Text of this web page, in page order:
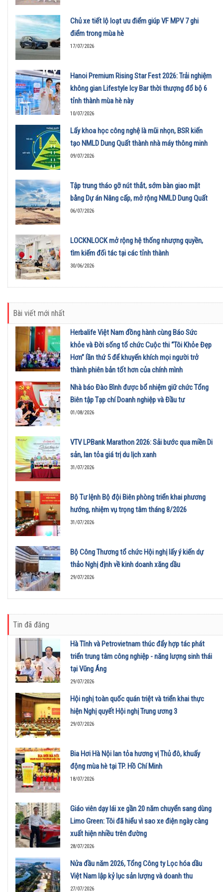
Chủ xe tiết lộ loạt ưu điểm giúp VF MPV 7 ghi
điểm trong mùa hè
17/07/2026
Hanoi Premium Rising Star Fest 2026: Trải nghiệm
không gian Lifestyle Icy Bar thời thượng đổ bộ 6
tỉnh thành mùa hè này
10/07/2026
Lấy khoa học công nghệ là mũi nhọn, BSR kiến
tạo NMLD Dung Quất thành nhà máy thông minh
09/07/2026
Tập trung tháo gỡ nút thắt, sớm bàn giao mặt
bằng Dự án Nâng cấp, mở rộng NMLD Dung Quất
06/07/2026
LOCKNLOCK mở rộng hệ thống nhượng quyền,
tìm kiếm đối tác tại các tỉnh thành
30/06/2026
Bài viết mới nhất
Herbalife Việt Nam đồng hành cùng Báo Sức
khỏe và Đời sống tổ chức Cuộc thi “Tôi Khỏe Đẹp
Hơn” lần thứ 5 để khuyến khích mọi người trở
thành phiên bản tốt hơn của chính mình
01/08/2026
Nhà báo Đào Bình được bổ nhiệm giữ chức Tổng
Biên tập Tạp chí Doanh nghiệp và Đầu tư
01/08/2026
VTV LPBank Marathon 2026: Sải bước qua miền Di
sản, lan tỏa giá trị du lịch xanh
31/07/2026
Bộ Tư lệnh Bộ đội Biên phòng triển khai phương
hướng, nhiệm vụ trọng tâm tháng 8/2026
31/07/2026
Bộ Công Thương tổ chức Hội nghị lấy ý kiến dự
thảo Nghị định về kinh doanh xăng dầu
29/07/2026
Tin đã đăng
Hà Tĩnh và Petrovietnam thúc đẩy hợp tác phát
triển trung tâm công nghiệp - năng lượng sinh thái
tại Vũng Áng
29/07/2026
Hội nghị toàn quốc quán triệt và triển khai thực
hiện Nghị quyết Hội nghị Trung ương 3
29/07/2026
Bia Hơi Hà Nội lan tỏa hương vị Thủ đô, khuấy
động mùa hè tại TP. Hồ Chí Minh
18/07/2026
Giáo viên dạy lái xe gần 20 năm chuyển sang dùng
Limo Green: Tôi đã hiểu vì sao xe điện ngày càng
xuất hiện nhiều trên đường
28/07/2026
Nửa đầu năm 2026, Tổng Công ty Lọc hóa dầu
Việt Nam lập kỷ lục sản lượng và doanh thu
27/07/2026